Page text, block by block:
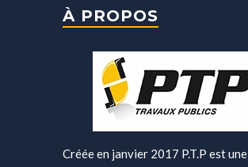
À PROPOS
Créée en janvier 2017 P.T.P est une